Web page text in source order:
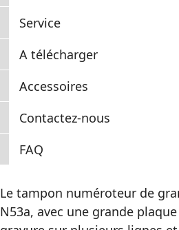
Service
A télécharger
Accessoires
Contactez-nous
FAQ
Le tampon numéroteur de
N53a, avec une grande